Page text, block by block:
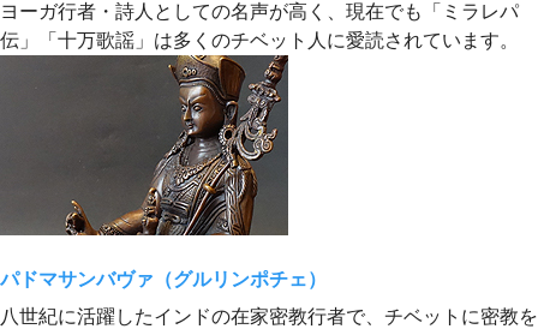
ヨーガ行者・詩人としての名声が高く、現在でも「ミラレパ
伝」「十万歌謡」は多くのチベット人に愛読されています。
パドマサンバヴァ（グルリンポチェ）
八世紀に活躍したインドの在家密教行者で、チベットに密教を